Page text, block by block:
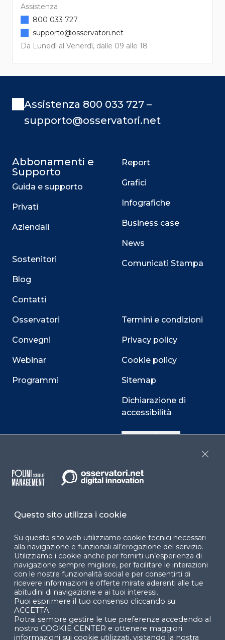
Assistenza
Da Lunedì al Venerdì, dalle 09 alle 18
800 033 727
supporto@osservatori.net
Assistenza 800 033 727 –
supporto@osservatori.net
Abbonamenti e
Supporto
Guida e supporto
Privati
Aziendali
Sostenitori
Blog
Contatti
Osservatori
Convegni
Webinar
Programmi
Report
Grafici
Infografiche
Business case
News
Comunicati Stampa
Termini e condizioni
Privacy policy
Cookie policy
Sitemap
Dichiarazione di
accessibilità
Cookie Center
Facebook LinkedIn
© 2024 Copyright © Politecnico di Milano Dipartimento
di Ingegneria Gestionale
Questo sito utilizza i cookie
Su questo sito web utilizziamo cookie tecnici necessari
alla navigazione e funzionali all’erogazione del servizio.
Utilizziamo i cookie anche per fornirti un’esperienza di
navigazione sempre migliore, per facilitare le interazioni
con le nostre funzionalità social e per consentirti di
ricevere informazioni e offerte mirate aderenti alle tue
abitudini di navigazione e ai tuoi interessi.
Puoi esprimere il tuo consenso cliccando su
ACCETTA.
Potrai sempre gestire le tue preferenze accedendo al
nostro COOKIE CENTER e ottenere maggiori
informazioni sui cookie utilizzati, visitando la nostra